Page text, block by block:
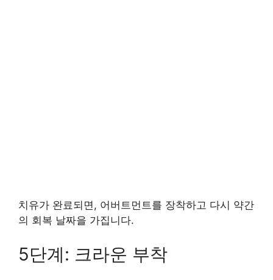
치유가 완료되면, 어버트먼트를 장착하고 다시 약간
의 회복 날짜을 가집니다.
5단계: 크라운 부착